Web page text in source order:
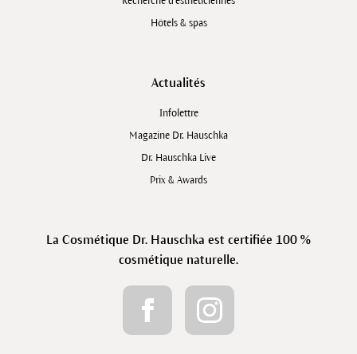
Hôtels & spas
Actualités
Infolettre
Magazine Dr. Hauschka
Dr. Hauschka Live
Prix & Awards
La Cosmétique Dr. Hauschka est certifiée 100 %
cosmétique naturelle.